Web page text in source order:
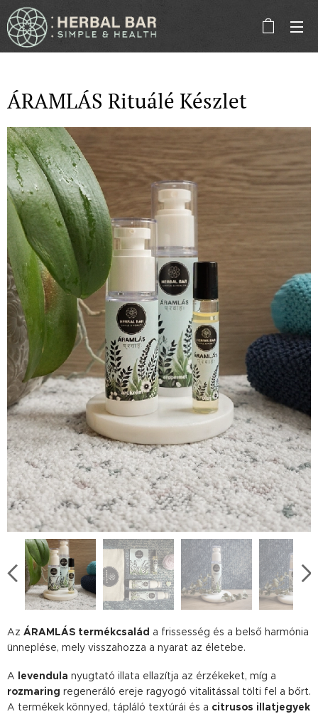
ÁRAMLÁS Rituálé Készlet
Az ÁRAMLÁS termékcsalád a frissesség és a belső harmónia
ünneplése, mely visszahozza a nyarat az életebe.
A levendula nyugtató illata ellazítja az érzékeket, míg a
rozmaring regeneráló ereje ragyogó vitalitással tölti fel a bőrt.
A termékek könnyed, tápláló textúrái és a citrusos illatjegyek